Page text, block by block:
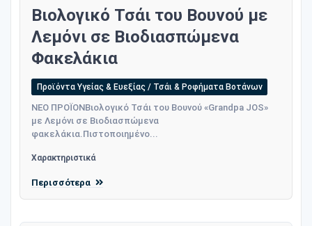
Βιολογικό Τσάι του Βουνού με
Λεμόνι σε Βιοδιασπώμενα
Φακελάκια
Προϊόντα Υγείας & Ευεξίας / Τσάι & Ροφήματα Βοτάνων
ΝΕΟ ΠΡΟΪΟΝΒιολογικό Τσάι του Βουνού «Grandpa JOS»
με Λεμόνι σε Βιοδιασπώμενα
φακελάκια.Πιστοποιημένο...
Χαρακτηριστικά
Περισσότερα